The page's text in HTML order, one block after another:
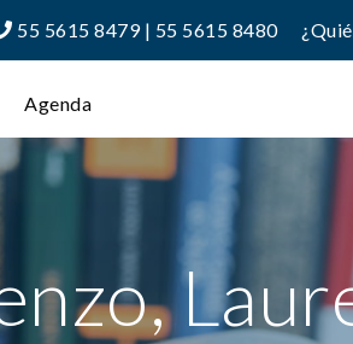
55 5615 8479 | 55 5615 8480
Agenda